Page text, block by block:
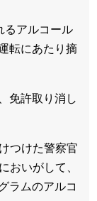
るアルコール
転にあたり摘
免許取り消し
つけた警察官
おいがして、
ラムのアルコ